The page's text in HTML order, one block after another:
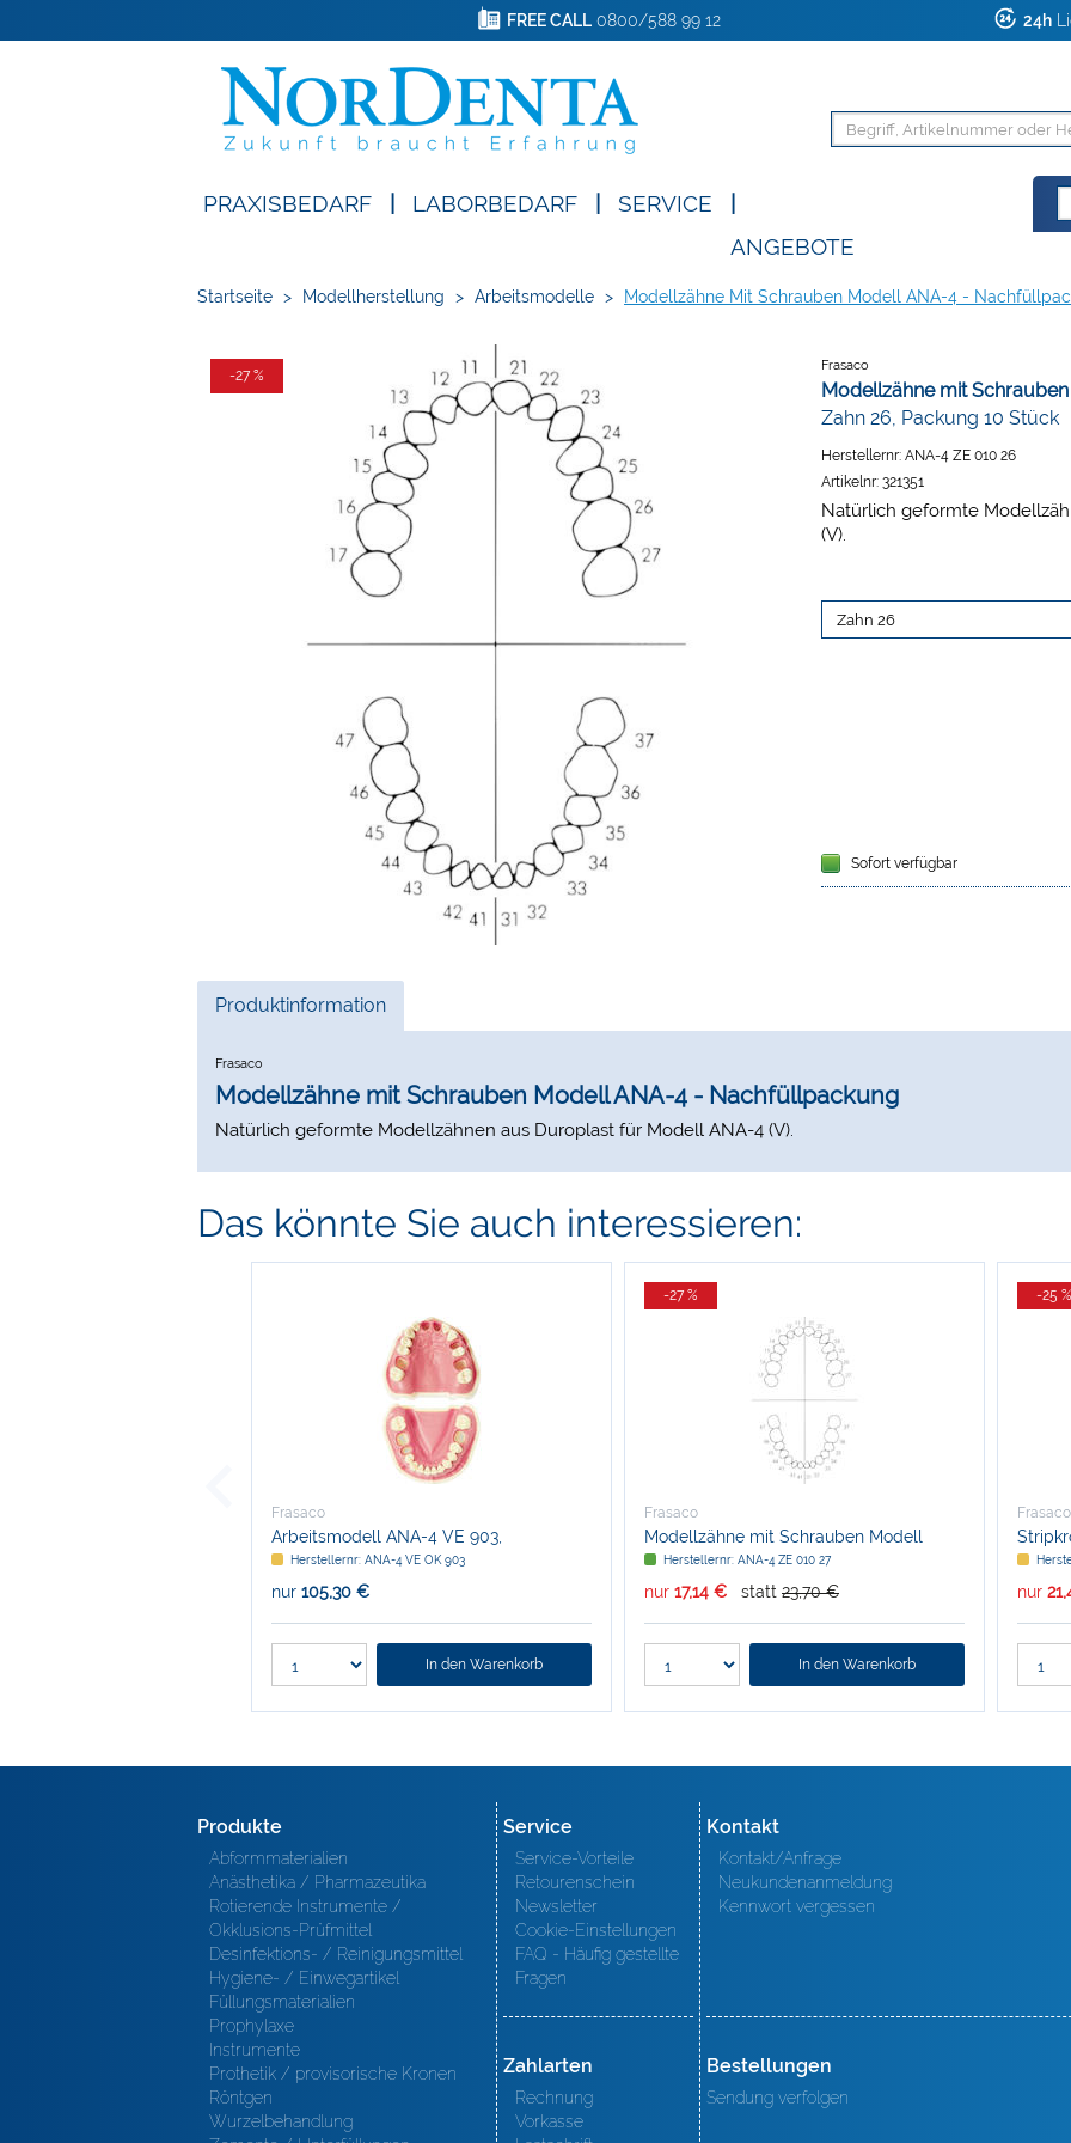
FREE CALL0800/588 99 12 24h
PRAXISBEDARF LABORBEDARF SERVICE
ANGEBOTE
Startseite > Modellherstellung > Arbeitsmodelle > Modellzähne Mit Schrauben Modell ANA-4 -
-27 %
Frasaco
Modellzähne mit
Zahn 26, Packung 10 Stück
Herstellernr: ANA-4 ZE 010 26
Artikelnr: 321351
Natürlich geformte
(V).
Sofort verfügbar
Current
Produktinformation
Frasaco
Modellzähne mit Schrauben Modell ANA-4 - Nachfüllpackung
Natürlich geformte Modellzähnen aus Duroplast für Modell ANA-4 (V).
Das könnte Sie auch interessieren:
Frasaco
Arbeitsmodell ANA-4 VE 903,
Endodontie
Herstellernr: ANA-4 VE OK 903
nur 105,30 €
In den Warenkorb
-27 %
Frasaco
Modellzähne mit Schrauben Modell
ANA-4 - Nachfüllpackung
Herstellernr: ANA-4 ZE 010 27
nur 17,14 € statt 23,70 €
In den Warenkorb
-25 %
Frasaco
nur
Produkte
Abformmaterialien
Anästhetika / Pharmazeutika
Rotierende Instrumente /
Okklusions-Prüfmittel
Desinfektions- / Reinigungsmittel
Hygiene- / Einwegartikel
Füllungsmaterialien
Prophylaxe
Instrumente
Prothetik / provisorische Kronen
Röntgen
Wurzelbehandlung
Service
Service-Vorteile
Retourenschein
Newsletter
Cookie-Einstellungen
FAQ - Häufig gestellte
Fragen
Zahlarten
Rechnung
Vorkasse
Kontakt
Kontakt/Anfrage
Neukundenanmeldung
Kennwort vergessen
Bestellungen
Sendung verfolgen